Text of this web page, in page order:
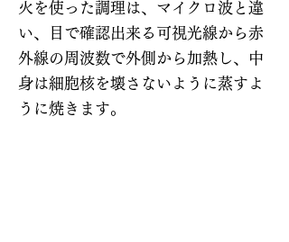
火を使った調理は、マイクロ波と違
い、目で確認出来る可視光線から赤
外線の周波数で外側から加熱し、中
身は細胞核を壊さないように蒸すよ
うに焼きます。